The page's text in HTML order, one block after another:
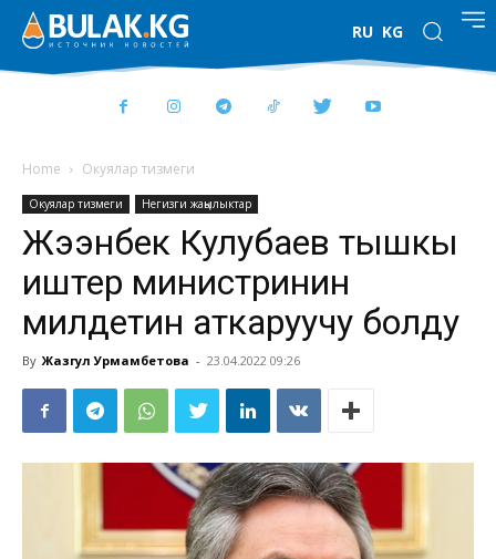
RU KG
Home Окуялар тизмеги
Окуялар тизмеги Негизги жаңылыктар
Жээнбек Кулубаев тышкы
иштер министринин
милдетин аткаруучу болду
By Жазгул Урмамбетова - 23.04.2022 09:26